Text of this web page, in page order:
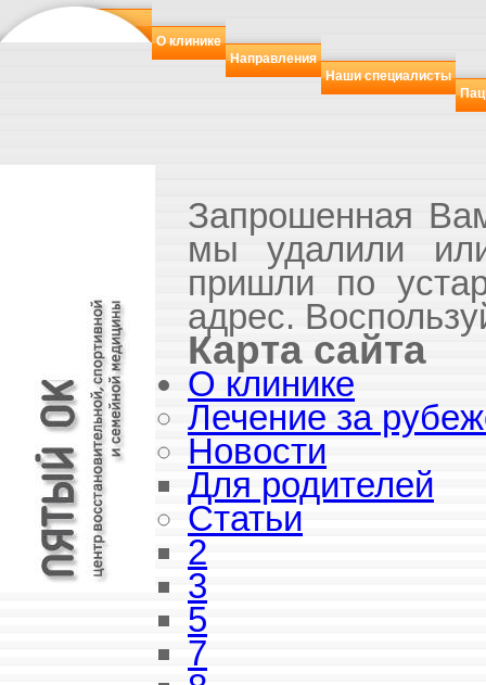
О клинике
Направления
Наши специалисты
Запрошенная
мы удалили
пришли по
адрес.
Карта сайта
О клинике
Лечение за
Новости
Для родителей
Статьи
2
3
5
7